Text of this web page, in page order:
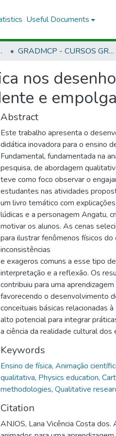
Useful Documents
GRADMCP - CURSOS GRADUAÇÃO - CAMPUS MACAPÁ
nos
e
Abstract
Este trabalho apresenta o
didática inovadora para o ensino
Fundamental, fundamentada na
pesquisa, de abordagem
teve como foco observar o
estudantes nas atividades
um livro temático com
lúdicas e a personagem Angatu,
motivar os alunos. As cenas
para ilustrar fenômenos físicos
inconsistências
e exageros comuns a esse tipo
interpretação e a reflexão. Os
contribuiu para uma
favorecendo o desenvolvimento
conceituais básicas relacionadas
alto potencial para integrar
a ciência da realidade cultural dos
Keywords
Ensino de física, Animação
qualitativa, Physics education,
methodologies, Qualitative
Citation
ANJOS, Lana Vicência Costa